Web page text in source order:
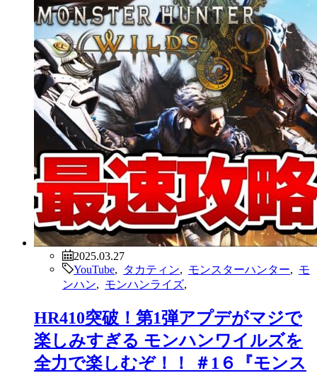
2025.03.27
YouTube
タカティン モンスターハンター
モ
ンハン
モンハンライズ
HR410突破！第1弾アプデがマジで
楽しみすぎる モンハンワイルズを
全力で楽しむぞ！！ ＃1６『モンス